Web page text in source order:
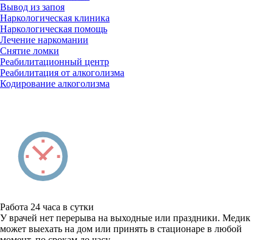
Вывод из запоя
Наркологическая клиника
Наркологическая помощь
Лечение наркомании
Снятие ломки
Реабилитационный центр
Реабилитация от алкоголизма
Кодирование алкоголизма
Работа 24 часа в сутки
У врачей нет перерыва на выходные или праздники. Медик
может выехать на дом или принять в стационаре в любой